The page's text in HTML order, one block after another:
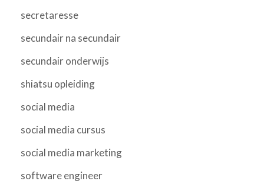
secretaresse
secundair na secundair
secundair onderwijs
shiatsu opleiding
social media
social media cursus
social media marketing
software engineer